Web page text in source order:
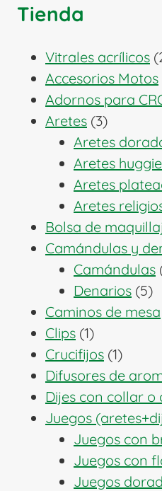
Tienda
Vitrales acrílicos
Accesorios Motos
Adornos para
Aretes 33
Aretes
Aretes
Aretes
Aretes
Bolsa de
Camándulas y
Camándulas
Denarios 55
Caminos de mesa
Clips 11
producto
Crucifijos 11
Difusores de
Dijes con collar o
Juegos
Juegos con
Juegos con
Juegos